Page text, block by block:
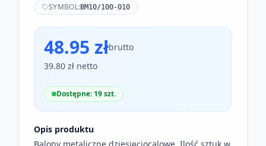
SYMBOL:BM10/100-010
48.95 złbrutto
39.80 zł netto
Dostępne: 19 szt.
Opis produktu